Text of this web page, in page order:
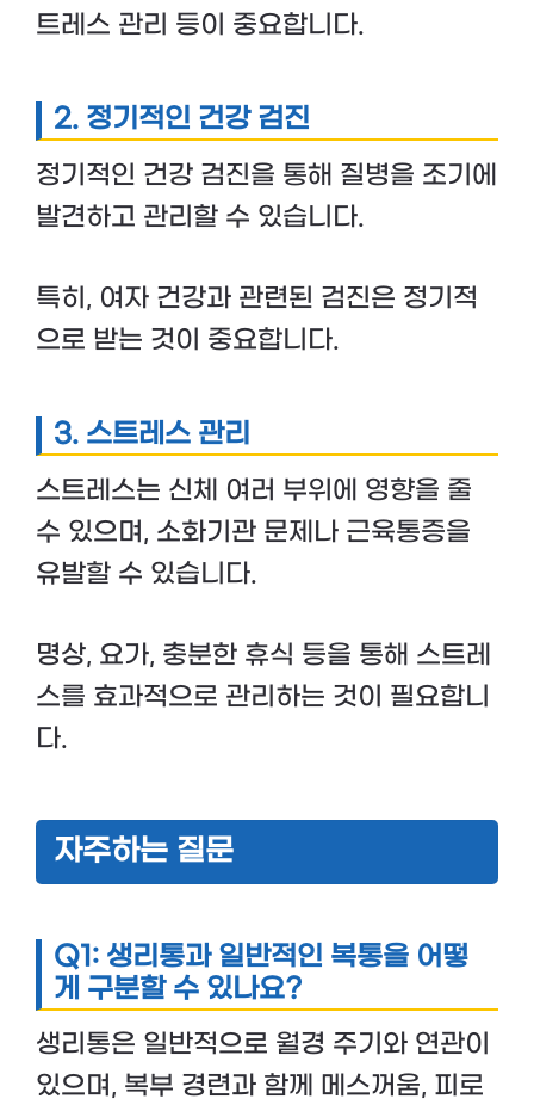
트레스 관리 등이 중요합니다.
2. 정기적인 건강 검진
정기적인 건강 검진을 통해 질병을 조기에
발견하고 관리할 수 있습니다.
특히, 여자 건강과 관련된 검진은 정기적
으로 받는 것이 중요합니다.
3. 스트레스 관리
스트레스는 신체 여러 부위에 영향을 줄
수 있으며, 소화기관 문제나 근육통증을
유발할 수 있습니다.
명상, 요가, 충분한 휴식 등을 통해 스트레
스를 효과적으로 관리하는 것이 필요합니
다.
자주하는 질문
Q1: 생리통과 일반적인 복통을 어떻
게 구분할 수 있나요?
생리통은 일반적으로 월경 주기와 연관이
있으며, 복부 경련과 함께 메스꺼움, 피로